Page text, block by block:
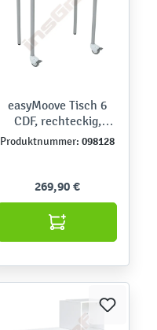
easyMoove Tisch 6
CDF, rechteckig,
mobil, 50 x 70 cm, TH
Produktnummer: 098128
269,90 €